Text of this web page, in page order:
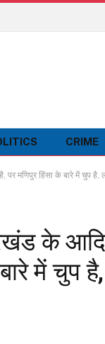
CRIME
मणिपुर हिंसा के बारे में चुप है,
के
में चुप